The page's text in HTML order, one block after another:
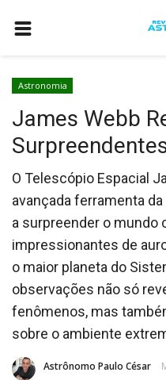
ASTRONOMIA
CURIOSIDADES
ASTRONÁUTICA
CIÊNCIAS
COMO ANUNCIAR
BIOGRAFIA
COMETA INTERESTELAR 3I/
VIDEOS
QUEM SOMOS
CONTATO
Astronomia
James Webb
O Telescópio Espacial
avançada ferramenta
a surpreender o mundo
impressionantes de
o maior planeta do
observações não só
fenômenos, mas
sobre o ambiente
Astrônomo Paulo César